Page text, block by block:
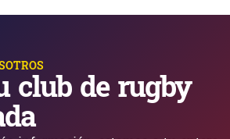
club de rugby